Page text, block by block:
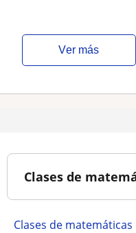
ver más
Clases de
Clases de matemáticas